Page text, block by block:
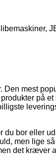
Den mest
på
du bor eller
men lige
det